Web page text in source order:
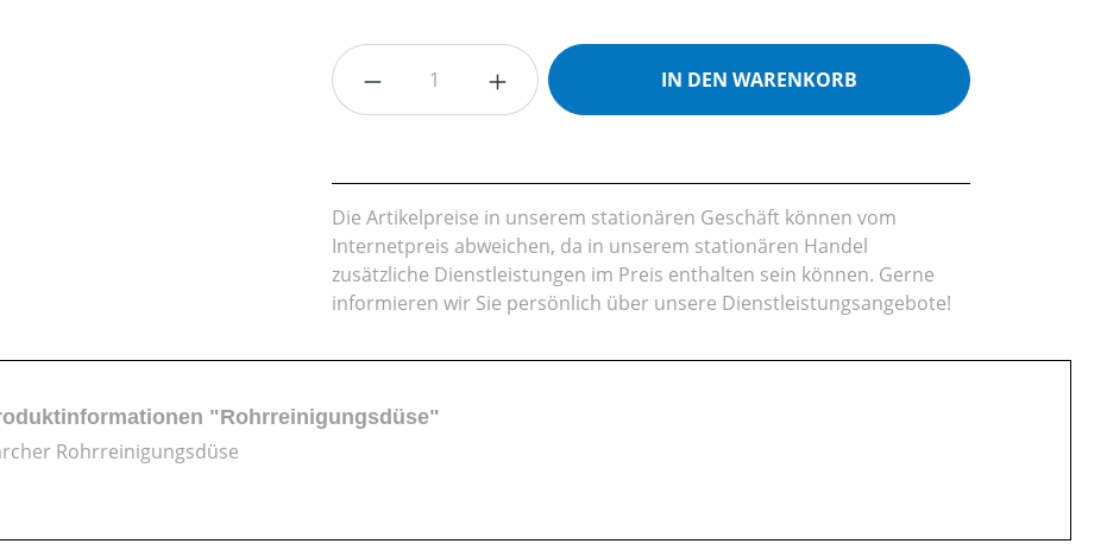
Produkt Anzahl: Gib den gewünschten Wert ein oder
IN DEN WARENKORB
Die Artikelpreise in unserem stationären Geschäft können vom
Internetpreis abweichen, da in unserem stationären Handel
zusätzliche Dienstleistungen im Preis enthalten sein können. Gerne
informieren wir Sie persönlich über unsere Dienstleistungsangebote!
"Rohrreinigungsdüse"
Rohrreinigungsdüse